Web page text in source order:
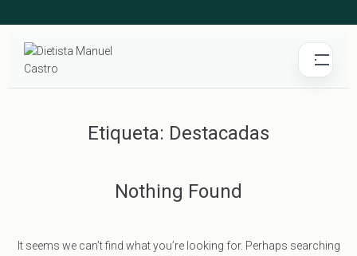
Etiqueta: Destacadas
Nothing Found
It seems we can’t find what you’re looking for. Perhaps searching